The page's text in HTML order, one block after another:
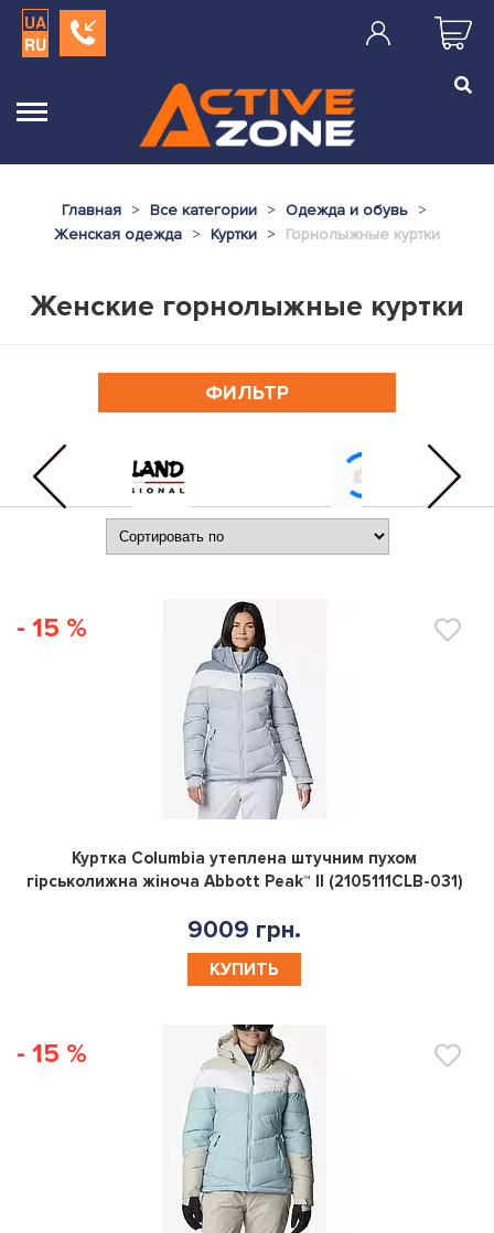
UA
RU
Главная Все категории
Одежда и обувь
Женская одежда
Куртки Горнолыжные куртки
Женские горнолыжные куртки
ФИЛЬТР
- 15 %
0
Куртка Columbia утеплена штучним пухом
гірськолижна жіноча Abbott Peak™ II (2105111CLB-031)
9009 грн.
КУПИТЬ
- 15 %